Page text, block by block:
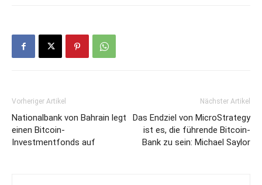
Vorheriger Artikel
Nationalbank von Bahrain legt
einen Bitcoin-
Investmentfonds auf
Nächster Artikel
Das Endziel von MicroStrategy
ist es, die führende Bitcoin-
Bank zu sein: Michael Saylor